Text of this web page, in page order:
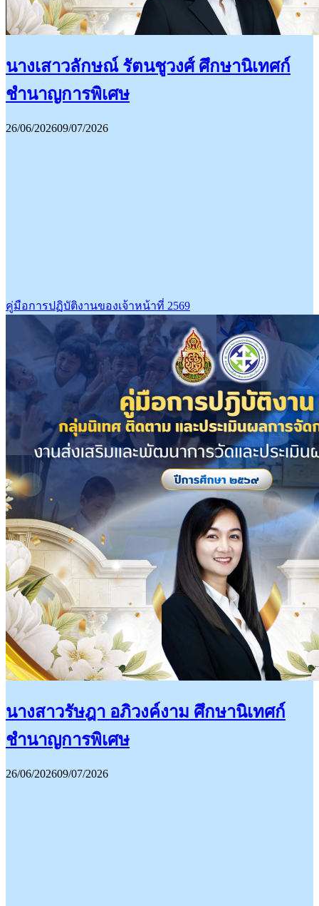
นางเสาวลักษณ์ รัตนชูวงศ์ ศึกษานิเทศก์
ชำนาญการพิเศษ
26/06/202609/07/2026
คู่มือการปฏิบัติงานของเจ้าหน้าที่ 2569
นางสาวรัษฎา อภิวงค์งาม ศึกษานิเทศก์
ชำนาญการพิเศษ
26/06/202609/07/2026